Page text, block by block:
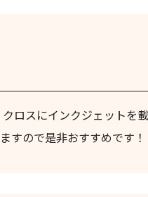
ロスにインクジェットを
すので是非おすすめです！